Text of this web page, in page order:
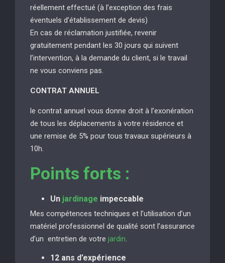
réellement effectué (à l’exception des frais
éventuels d’établissement de devis)
En cas de réclamation justifiée, revenir
gratuitement pendant les 30 jours qui suivent
l’intervention, à la demande du client, si le travail
ne vous conviens pas.
CONTRAT ANNUEL
le contrat annuel vous donne droit à l’exonération
de tous les déplacements à votre résidence et
une remise de 5% pour tous travaux supérieurs à
10h.
Points forts :
Un jardinage impeccable
Mes compétences techniques et l’utilisation d’un
matériel professionnel de qualité sont l’assurance
d’un entretien de votre jardin
12 ans d’expérience